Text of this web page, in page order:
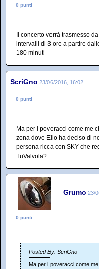
0 punti
Il concerto verrà trasmesso
intervalli di 3 ore a partire
180 minuti
ScriGno 23/06/2016, 16:02
0 punti
Ma per i poveracci come me
zona dove Elio ha deciso di
persona ricca con SKY che
TuValvola?
Grumo 23/
0 punti
Posted By: ScriGno
Ma per i poveracci come